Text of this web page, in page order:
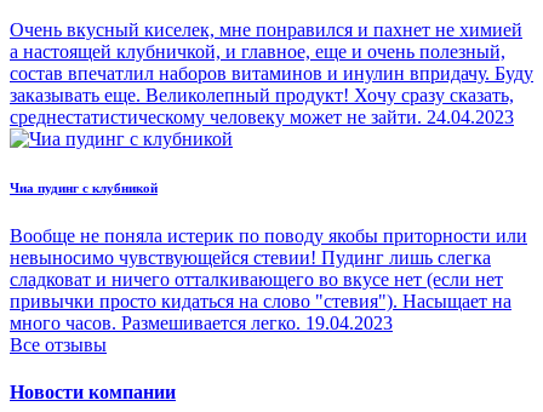
Очень вкусный киселек, мне понравился и пахнет не химией
а настоящей клубничкой, и главное, еще и очень полезный,
состав впечатлил наборов витаминов и инулин впридачу. Буду
заказывать еще. Великолепный продукт! Хочу сразу сказать,
среднестатистическому человеку может не зайти. 24.04.2023
Чиа пудинг с клубникой
Вообще не поняла истерик по поводу якобы приторности или
невыносимо чувствующейся стевии! Пудинг лишь слегка
сладковат и ничего отталкивающего во вкусе нет (если нет
привычки просто кидаться на слово "стевия"). Насыщает на
много часов. Размешивается легко. 19.04.2023
Все отзывы
Новости компании